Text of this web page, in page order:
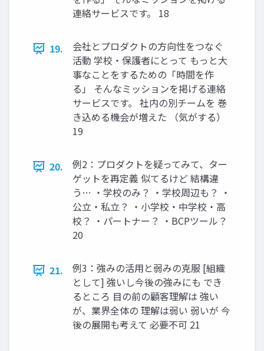
連絡サービスです。 18
19.
会社とプロダクトの方向性をつなぐ
活動 学校・保護者にとって もっと大
事なことをするための「時間を作
る」 そんなミッションを掲げる連絡
サービスです。 社内の別チームを 巻
き込める機会が増えた （気がする）
19
20.
例2：プロダクトを疑ってみて、ター
ゲットを再定義 似てるけど 結構違
う… ・学校のみ？ ・学校周辺も？ ・
公立・私立？ ・小学校・中学校・高
校？ ・パートナー？ ・BCPツール？
20
21.
例3：強みの活用と弱みの克服 [組織
として] 強いし今後の強みにも でき
るところ 目の前の顧客理解は 強い
が、業界全体の 理解は弱い 弱いが 今
後の展開も考えて 必要不可 21